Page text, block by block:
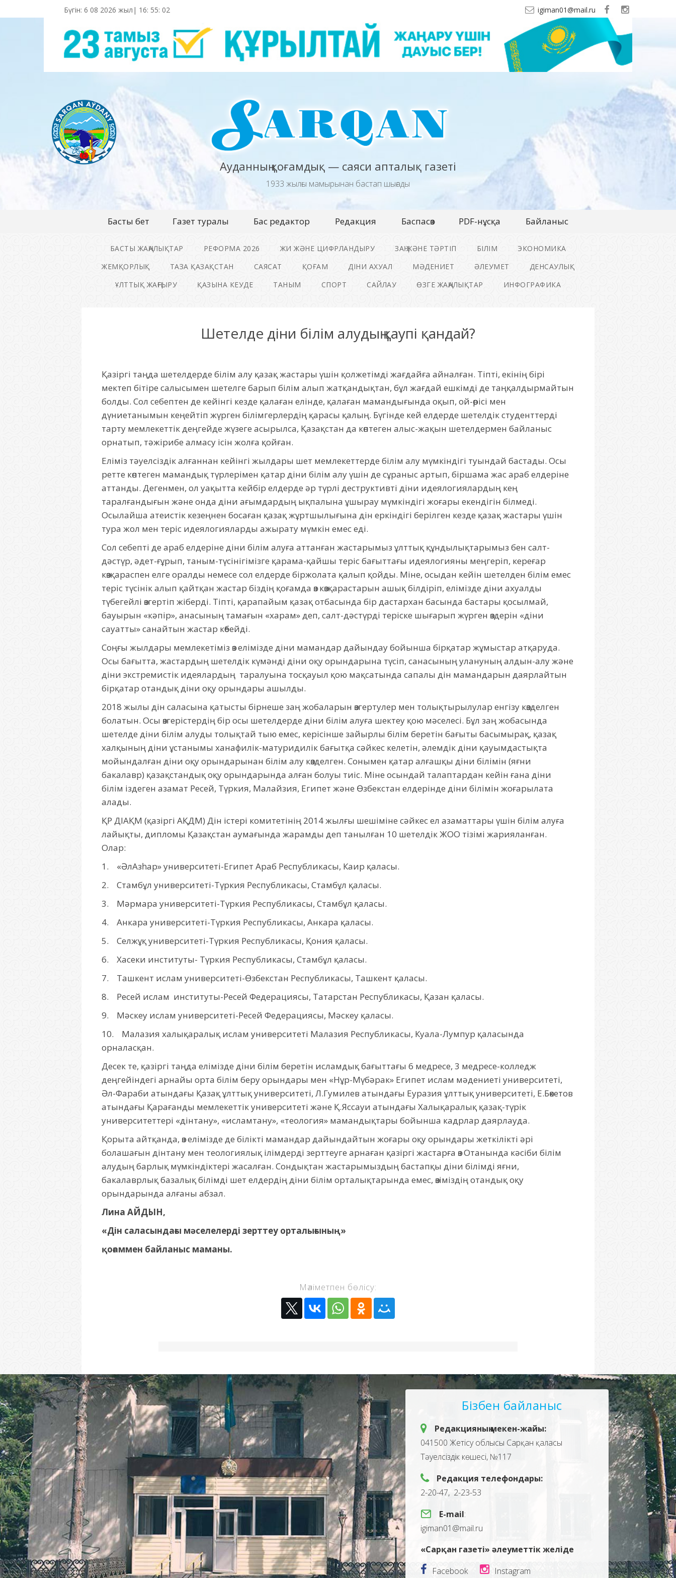
Бүгін: 6 08 2026 жыл| 16: 55: 03 igiman01@mail.ru
Ауданның қоғамдық — саяси апталық газеті
1933 жылғы мамырынан бастап шығады
Басты бет Газет туралы Бас редактор Редакция Баспасөз PDF-нұсқа Байланыс
БАСТЫ ЖАҢАЛЫҚТАР РЕФОРМА 2026 ЖИ ЖӘНЕ ЦИФРЛАНДЫРУ ЗАҢ ЖӘНЕ ТӘРТІП БІЛІМ
ЭКОНОМИКА
ЖЕМҚОРЛЫҚ
ТАЗА ҚАЗАҚСТАН САЯСАТ ҚОҒАМ ДІНИ АХУАЛ МӘДЕНИЕТ ӘЛЕУМЕТ
ДЕНСАУЛЫҚ
ҰЛТТЫҚ ЖАҢҒЫРУ
ҚАЗЫНА КЕУДЕ ТАНЫМ СПОРТ САЙЛАУ ӨЗГЕ ЖАҢАЛЫҚТАР ИНФОГРАФИКА
Шетелде діни білім алудың қаупі қандай?
Қазіргі таңда шетелдерде білім алу қазақ жастары үшін қолжетімді жағдайға айналған. Тіпті, екінің бірі
мектеп бітіре салысымен шетелге барып білім алып жатқандықтан, бұл жағдай ешкімді де таңқалдырмайтын
болды. Сол себептен де кейінгі кезде қалаған елінде, қалаған мамандығында оқып, ой-өрісі мен
дүниетанымын кеңейтіп жүрген білімгерлердің қарасы қалың. Бүгінде кей елдерде шетелдік студенттерді
тарту мемлекеттік деңгейде жүзеге асырылса, Қазақстан да көптеген алыс-жақын шетелдермен байланыс
орнатып, тәжірибе алмасу ісін жолға қойған.
Еліміз тәуелсіздік алғаннан кейінгі жылдары шет мемлекеттерде білім алу мүмкіндігі туындай бастады. Осы
ретте көптеген мамандық түрлерімен қатар діни білім алу үшін де сұраныс артып, біршама жас араб елдеріне
аттанды. Дегенмен, ол уақытта кейбір елдерде әр түрлі деструктивті діни идеялогиялардың кең
таралғандығын және онда діни ағымдардың ықпалына ұшырау мүмкіндігі жоғары екендігін білмеді.
Осылайша атеистік кезеңнен босаған қазақ жұртшылығына дін еркіндігі берілген кезде қазақ жастары үшін
тура жол мен теріс идеялогияларды ажырату мүмкін емес еді.
Сол себепті де араб елдеріне діни білім алуға аттанған жастарымыз ұлттық құндылықтарымыз бен салт-
дәстүр, әдет-ғұрып, таным-түсінігімізге қарама-қайшы теріс бағыттағы идеялогияны меңгеріп, кереғар
көзқараспен елге оралды немесе сол елдерде біржолата қалып қойды. Міне, осыдан кейін шетелден білім емес
теріс түсінік алып қайтқан жастар біздің қоғамда өз көзқарастарын ашық білдіріп, елімізде діни ахуалды
түбегейлі өзгертіп жіберді. Тіпті, қарапайым қазақ отбасында бір дастархан басында бастары қосылмай,
бауырын «кәпір», анасының тамағын «харам» деп, салт-дәстүрді теріске шығарып жүрген өздерін «діни
сауатты» санайтын жастар көбейді.
Соңғы жылдары мемлекетіміз өз елімізде діни мамандар дайындау бойынша бірқатар жұмыстар атқаруда.
Осы бағытта, жастардың шетелдік күмәнді діни оқу орындарына түсіп, санасының улануның алдын-алу және
діни экстремистік идеялардың таралуына тосқауыл қою мақсатында сапалы дін мамандарын даярлайтын
бірқатар отандық діни оқу орындары ашылды.
2018 жылы дін саласына қатысты бірнеше заң жобаларын өзгертулер мен толықтырылулар енгізу көзделген
болатын. Осы өзгерістердің бір осы шетелдерде діни білім алуға шектеу қою мәселесі. Бұл заң жобасында
шетелде діни білім алуды толықтай тыю емес, керісінше зайырлы білім беретін бағыты басымырақ, қазақ
халқының діни ұстанымы ханафилік-матуридилік бағытқа сәйкес келетін, әлемдік діни қауымдастықта
мойындалған діни оқу орындарынан білім алу көзделген. Сонымен қатар алғашқы діни білімін (яғни
бакалавр) қазақстандық оқу орындарында алған болуы тиіс. Міне осындай талаптардан кейін ғана діни
білім іздеген азамат Ресей, Түркия, Малайзия, Египет және Өзбекстан елдерінде діни білімін жоғарылата
алады.
ҚР ДІАҚМ (қазіргі АҚДМ) Дін істері комитетінің 2014 жылғы шешіміне сәйкес ел азаматтары үшін білім алуға
лайықты, дипломы Қазақстан аумағында жарамды деп танылған 10 шетелдік ЖОО тізімі жарияланған.
Олар:
1. «ӘлАзһар» университеті-Египет Араб Республикасы, Каир қаласы.
2. Стамбұл университеті-Түркия Республикасы, Стамбұл қаласы.
3. Мәрмара университеті-Түркия Республикасы, Стамбұл қаласы.
4. Анкара университеті-Түркия Республикасы, Анкара қаласы.
5. Селжұқ университеті-Түркия Республикасы, Қония қаласы.
6. Хасеки институты- Түркия Республикасы, Стамбұл қаласы.
7. Ташкент ислам университеті-Өзбекстан Республикасы, Ташкент қаласы.
8. Ресей ислам институты-Ресей Федерациясы, Татарстан Республикасы, Қазан қаласы.
9. Мәскеу ислам университеті-Ресей Федерациясы, Мәскеу қаласы.
10. Малазия халықаралық ислам университеті Малазия Республикасы, Куала-Лумпур қаласында
орналасқан.
Десек те, қазіргі таңда елімізде діни білім беретін исламдық бағыттағы 6 медресе, 3 медресе-колледж
деңгейіндегі арнайы орта білім беру орындары мен «Нұр-Мүбәрак» Египет ислам мәдениеті университеті,
Әл-Фараби атындағы Қазақ ұлттық университеті, Л.Гумилев атындағы Еуразия ұлттық университеті, Е.Бөкетов
атындағы Қарағанды мемлекеттік университеті және Қ.Яссауи атындағы Халықаралық қазақ-түрік
университеттері «дінтану», «исламтану», «теология» мамандықтары бойынша кадрлар даярлауда.
Қорыта айтқанда, өз елімізде де білікті мамандар дайындайтын жоғары оқу орындары жеткілікті әрі
болашағын дінтану мен теологиялық ілімдерді зерттеуге арнаған қазіргі жастарға өз Отанында кәсіби білім
алудың барлық мүмкіндіктері жасалған. Сондықтан жастарымыздың бастапқы діни білімді яғни,
бакалаврлық базалық білімді шет елдердің діни білім орталықтарында емес, өзіміздің отандық оқу
орындарында алғаны абзал.
Лина АЙДЫН,
«Дін саласындағы мәселелерді зерттеу орталығының»
қоғаммен байланыс маманы.
Мәліметпен бөлісу:
Бізбен байланыс
Редакцияның мекен-жайы:
041500 Жетісу облысы Сарқан қаласы
Тәуелсіздік көшесі, №117
Редакция телефондары:
2-20-47, 2-23-53
E-mail:
igiman01@mail.ru
«Сарқан газеті» әлеуметтік желіде
Facebook
Instagram